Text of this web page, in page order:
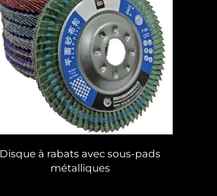
Disque à rabats avec sous-pads
métalliques